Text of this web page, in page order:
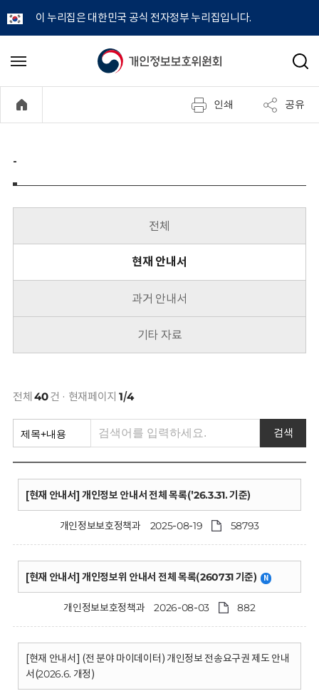
이 누리집은 대한민국 공식 전자정부 누리집입니다.
개
정
보
원
회
메
기
검
인쇄 공유
-
전체
현재 안내서
과거 안내서
기타 자료
전체 40건 · 현재페이지 1/4
검색
[현재 안내서] 개인정보 안내서 전체 목록('26.3.31. 기준)
개인정보보호정책과 2025-08-19 58793
[현재 안내서] 개인정보위 안내서 전체 목록(260731 기준) N
개인정보보호정책과 2026-08-03 882
[현재 안내서] (전 분야 마이데이터) 개인정보 전송요구권 제도 안내
서(2026.6. 개정)